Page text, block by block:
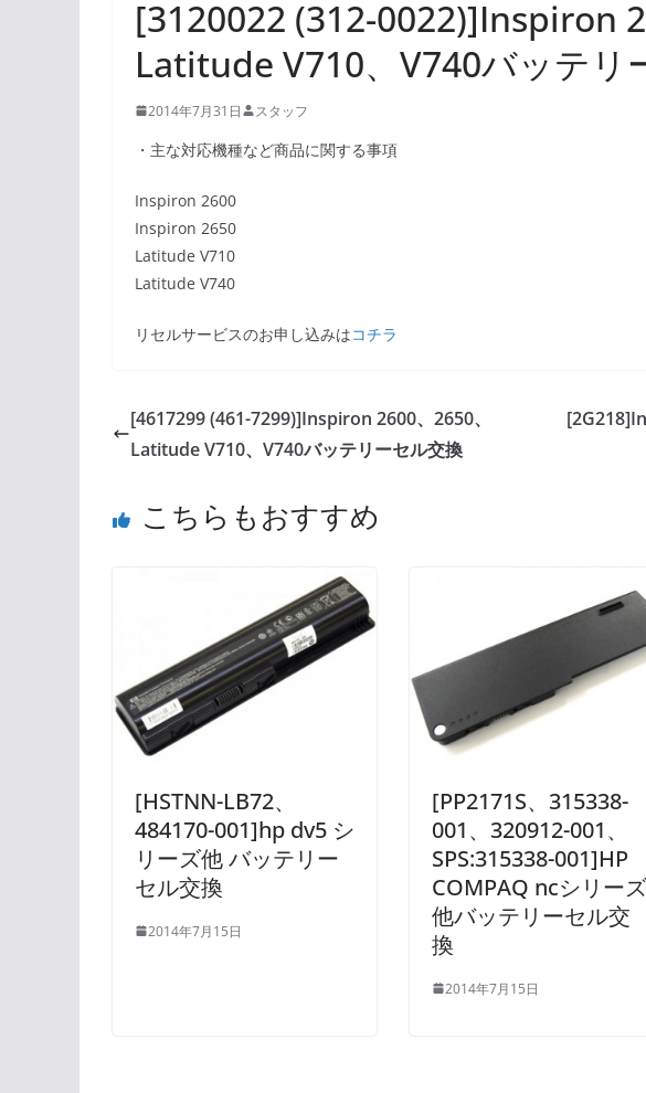
[3120022 (312-0022)]Inspiron
Latitude V710、V740バッテリ
2014年7月31日 スタッフ
・主な対応機種など商品に関する事項
Inspiron 2600
Inspiron 2650
Latitude V710
Latitude V740
リセルサービスのお申し込みはコチラ
[4617299 (461-7299)]Inspiron 2600、2650、
Latitude V710、V740バッテリーセル交換
こちらもおすすめ
[HSTNN-LB72、
484170-001]hp dv5 シ
リーズ他 バッテリー
セル交換
2014年7月15日
[PP2171S、315338-
001、320912-001、
SPS:315338-001]HP
COMPAQ ncシリーズ
他バッテリーセル交
換
2014年7月15日